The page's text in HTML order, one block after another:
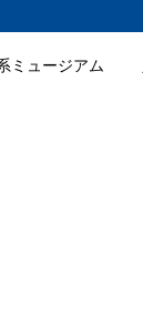
ミュージアム